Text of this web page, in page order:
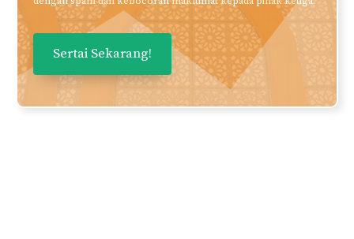
Daftarkan nama dan email anda
untuk mendapatkan panduan dan
perkongsian berkualiti terus ke
inbox anda secara PERCUMA!